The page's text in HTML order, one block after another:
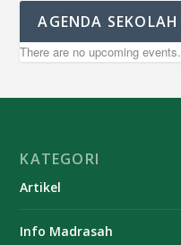
AGENDA SEKOLAH
There are no upcoming events.
KATEGORI
Artikel
Info Madrasah